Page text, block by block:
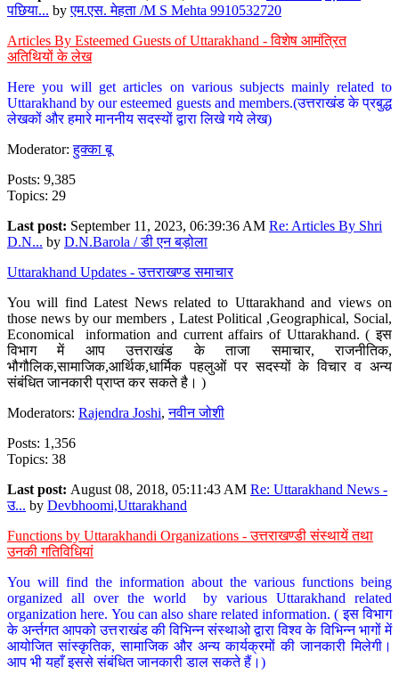
पछिया... byएम.एस. मेहता /M S Mehta 9910532720
Articles By Esteemed Guests of Uttarakhand - विशेष आमंत्रित
अतिथियों के लेख
Here you will get articles on various subjects mainly related to
Uttarakhand by our esteemed guests and members.(उत्तराखंड के प्रबुद्ध
लेखकों और हमारे माननीय सदस्यों द्वारा लिखे गये लेख)
Moderator:हुक्का बू
Posts: 9,385
Topics: 29
Last post: September 11, 2023, 06:39:36 AM Re: Articles By Shri
D.N... by D.N.Barola / डी एन बड़ोला
Uttarakhand Updates - उत्तराखण्ड समाचार
You will find Latest News related to Uttarakhand and views on
those news by our members , Latest Political ,Geographical, Social,
Economical information and current affairs of Uttarakhand. ( इस
विभाग में आप उत्तराखंड के ताजा समाचार, राजनीतिक,
भौगौलिक,सामाजिक,आर्थिक,धार्मिक पहलुओं पर सदस्यों के विचार व अन्य
संबंधित जानकारी प्राप्त कर सकते है। )
Moderators: Rajendra Joshi,नवीन जोशी
Posts: 1,356
Topics: 38
Last post: August 08, 2018, 05:11:43 AM Re: Uttarakhand News -
उ... by Devbhoomi,Uttarakhand
Functions by Uttarakhandi Organizations - उत्तराखण्डी संस्थायें तथा
उनकी गतिविधियां
You will find the information about the various functions being
organized all over the world by various Uttarakhand related
organization here. You can also share related information. ( इस विभाग
के अर्न्तगत आपको उत्तराखंड की विभिन्न संस्थाओ द्वारा विश्व के विभिन्न भागों में
आयोजित सांस्कृतिक, सामाजिक और अन्य कार्यक्रमों की जानकारी मिलेगी।
आप भी यहाँ इससे संबंधित जानकारी डाल सकते हैं।)